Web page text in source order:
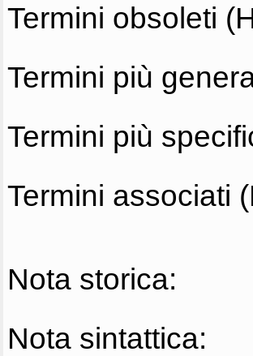
Termini obsoleti
Termini più
Termini più
Termini associati
Nota storica:
Nota sintattica: